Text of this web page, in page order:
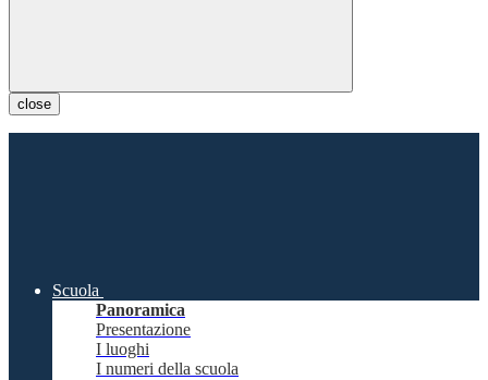
close
Scuola
Panoramica
Presentazione
I luoghi
I numeri della scuola